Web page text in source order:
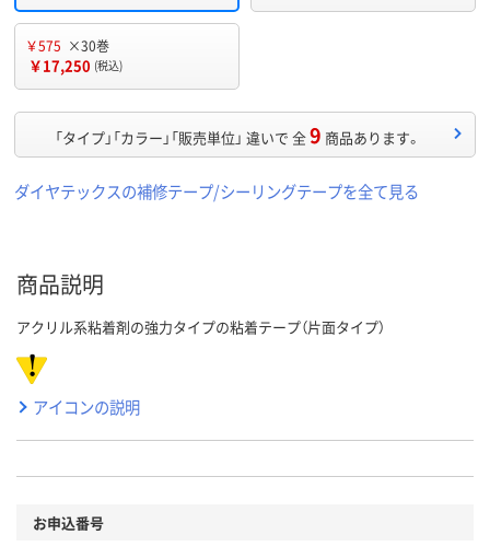
￥575 ×30巻
￥17,250 (税込)
「タイプ」「カラー」「販売単位」 違いで 全9 商品あります。
ダイヤテックスの補修テープ/シーリングテープを全て見る
商品説明
アクリル系粘着剤の強力タイプの粘着テープ（片面タイプ）
アイコンの説明
お申込番号